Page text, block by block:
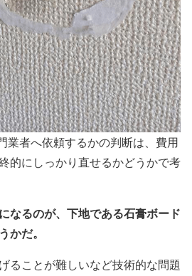
業者へ依頼するかの判断は、費用
的にしっかり直せるかどうかで考
なるのが、下地である石膏ボード
かだ。
ることが難しいなど技術的な問題